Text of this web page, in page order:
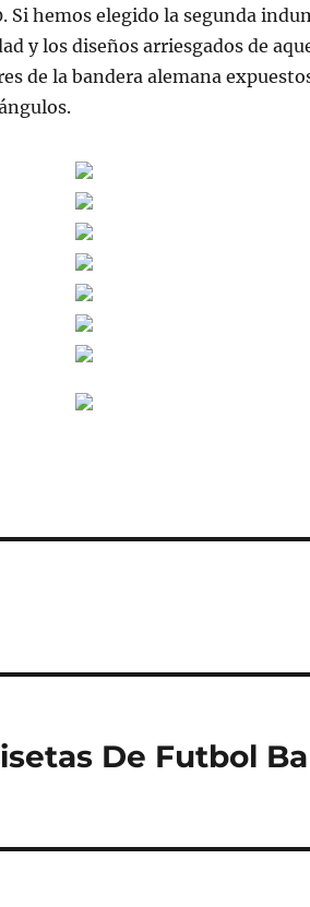
Si hemos elegido la segunda
y los diseños arriesgados de
de la bandera alemana
De Futbol